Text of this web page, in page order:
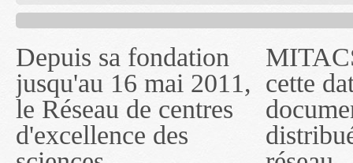
Depuis sa fondation
jusqu'au 16 mai 2011,
le Réseau de centres
d'excellence des
MITACS inc. Jusqu'à
cette date, les
documents publiés ou
distribués par ce
— l'auront désigné
sous le nom de
MITACS inc. À
compter du 16 mai